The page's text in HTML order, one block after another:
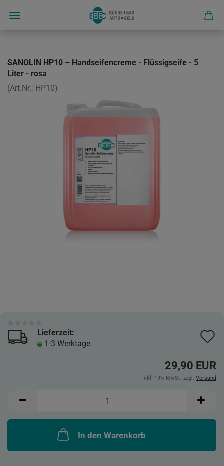
SANOLIN HP10 – Handseifencreme - Flüssigseife - 5
Liter - rosa
(Art.Nr.: HP10)
Lieferzeit:
1-3 Werktage
29,90 EUR
inkl. 19% MwSt. zzgl. Versand
In den Warenkorb